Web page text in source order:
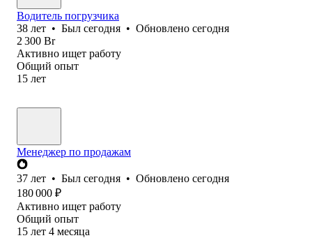
Водитель погрузчика
38 лет • Был сегодня • Обновлено сегодня
2 300 Br
Активно ищет работу
Общий опыт
15 лет
Менеджер по продажам
37 лет • Был сегодня • Обновлено сегодня
180 000 ₽
Активно ищет работу
Общий опыт
15 лет 4 месяца